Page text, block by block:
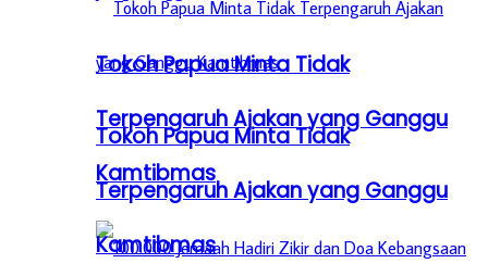
Tokoh Papua Minta Tidak
Terpengaruh Ajakan yang Ganggu
Kamtibmas
Tokoh Papua Minta Tidak
Terpengaruh Ajakan yang Ganggu
Kamtibmas